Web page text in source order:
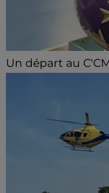
Un départ au
Le club chartrain a